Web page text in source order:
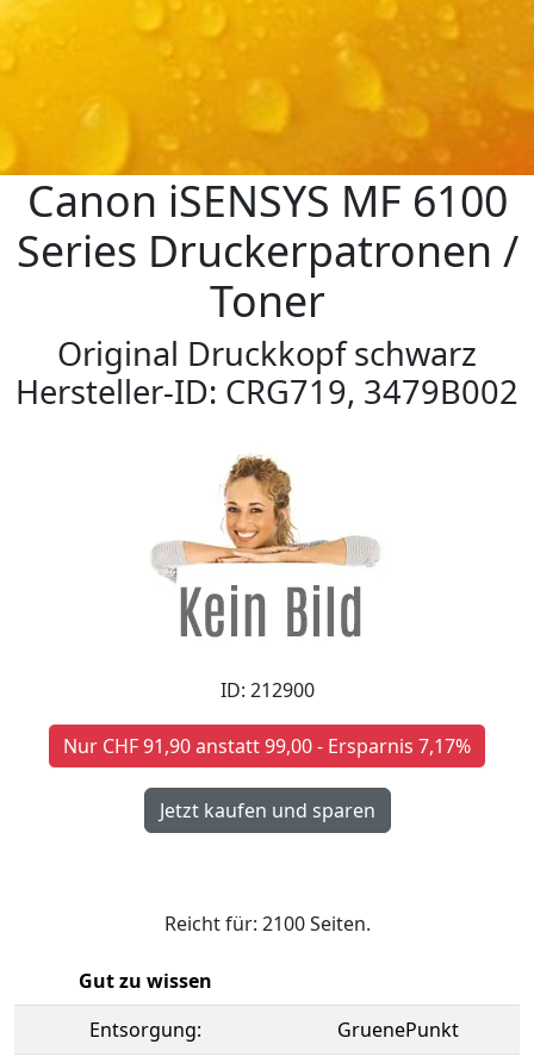
Canon iSENSYS MF 6100
Series Druckerpatronen /
Toner
Original Druckkopf schwarz
Hersteller-ID: CRG719, 3479B002
ID: 212900
Nur CHF 91,90 anstatt 99,00 - Ersparnis 7,17%
Reicht für: 2100 Seiten.
Gut zu wissen
Entsorgung:
GruenePunkt